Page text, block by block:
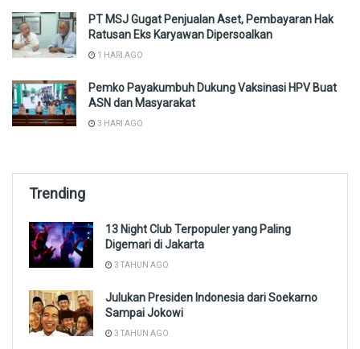
PT MSJ Gugat Penjualan Aset, Pembayaran Hak
Ratusan Eks Karyawan Dipersoalkan
1 HARI AGO
Pemko Payakumbuh Dukung Vaksinasi HPV Buat
ASN dan Masyarakat
3 HARI AGO
Trending
13 Night Club Terpopuler yang Paling
Digemari di Jakarta
3 TAHUN AGO
Julukan Presiden Indonesia dari Soekarno
Sampai Jokowi
3 TAHUN AGO